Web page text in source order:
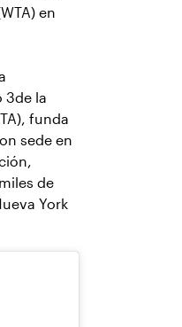
en
3de la
funda
sede en
de
York